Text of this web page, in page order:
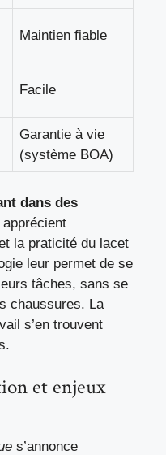
Maintien fiable
Facile
Garantie à vie
(système BOA)
dans des
apprécient
la praticité du lacet
leur permet de se
tâches, sans se
chaussures. La
s’en trouvent
et enjeux
s’annonce